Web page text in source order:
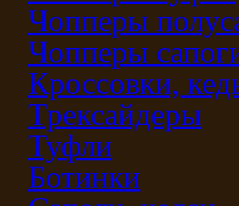
Чопперы
Чопперы
Кроссовки,
Трексайдеры
Туфли
Ботинки